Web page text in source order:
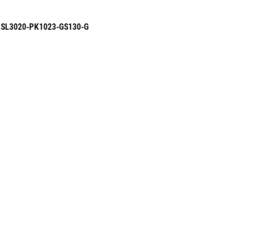
SL3020-PK1023-GS130-G